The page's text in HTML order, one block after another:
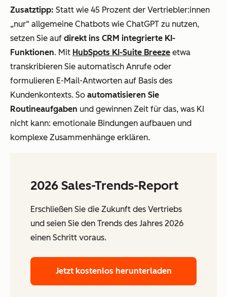
Zusatztipp: Statt wie 45 Prozent der Vertriebler:innen
„nur“ allgemeine Chatbots wie ChatGPT zu nutzen,
setzen Sie auf direkt ins CRM integrierte KI-
Funktionen. Mit HubSpots KI-Suite Breeze etwa
transkribieren Sie automatisch Anrufe oder
formulieren E-Mail-Antworten auf Basis des
Kundenkontexts. So automatisieren Sie
Routineaufgaben und gewinnen Zeit für das, was KI
nicht kann: emotionale Bindungen aufbauen und
komplexe Zusammenhänge erklären.
2026 Sales-Trends-Report
Erschließen Sie die Zukunft des Vertriebs
und seien Sie den Trends des Jahres 2026
einen Schritt voraus.
Jetzt kostenlos herunterladen